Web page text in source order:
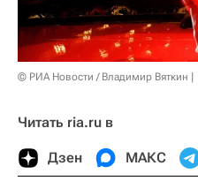
© РИА Новости / Владимир Вяткин
Читать ria.ru в
Дзен МАКС